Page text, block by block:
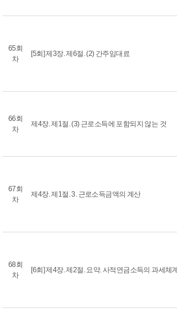
65회
차
[5회] 제3장. 제6절. (2) 간주임대료
66회
차
제4장. 제1절. (3) 근로소득에 포함되지 않는 것
67회
차
제4장. 제1절. 3. 근로소득금액의 계산
68회
차
[6회] 제4장. 제2절. 요약. 사적연금소득의 과세체계